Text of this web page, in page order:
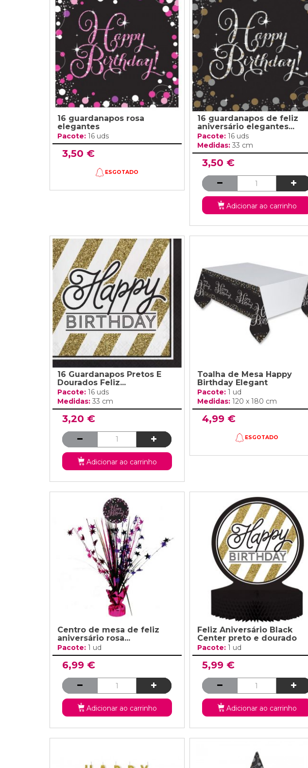
16 guardanapos rosa
elegantes
Pacote: 16 uds
3,50 €
ESGOTADO
16 guardanapos de feliz
aniversário elegantes...
Pacote: 16 uds
Medidas: 33 cm
3,50 €
Adicionar ao carrinho
16 Guardanapos Pretos E
Dourados Feliz...
Pacote: 16 uds
Medidas: 33 cm
3,20 €
Adicionar ao carrinho
Toalha de Mesa Happy
Birthday Elegant
Pacote: 1 ud
Medidas: 120 x 180 cm
4,99 €
ESGOTADO
Centro de mesa de feliz
aniversário rosa...
Pacote: 1 ud
6,99 €
Adicionar ao carrinho
Feliz Aniversário Black
Center preto e dourado
Pacote: 1 ud
5,99 €
Adicionar ao carrinho